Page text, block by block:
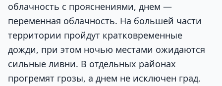
облачность с прояснениями, днем —
переменная облачность. На большей части
территории пройдут кратковременные
дожди, при этом ночью местами ожидаются
сильные ливни. В отдельных районах
прогремят грозы, а днем не исключен град.